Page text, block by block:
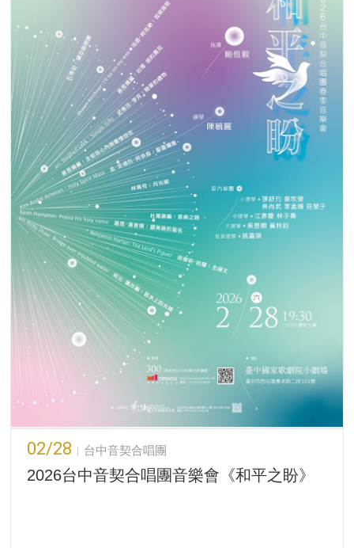
02/28 台中音契合唱團
2026台中音契合唱團音樂會《和平之盼》